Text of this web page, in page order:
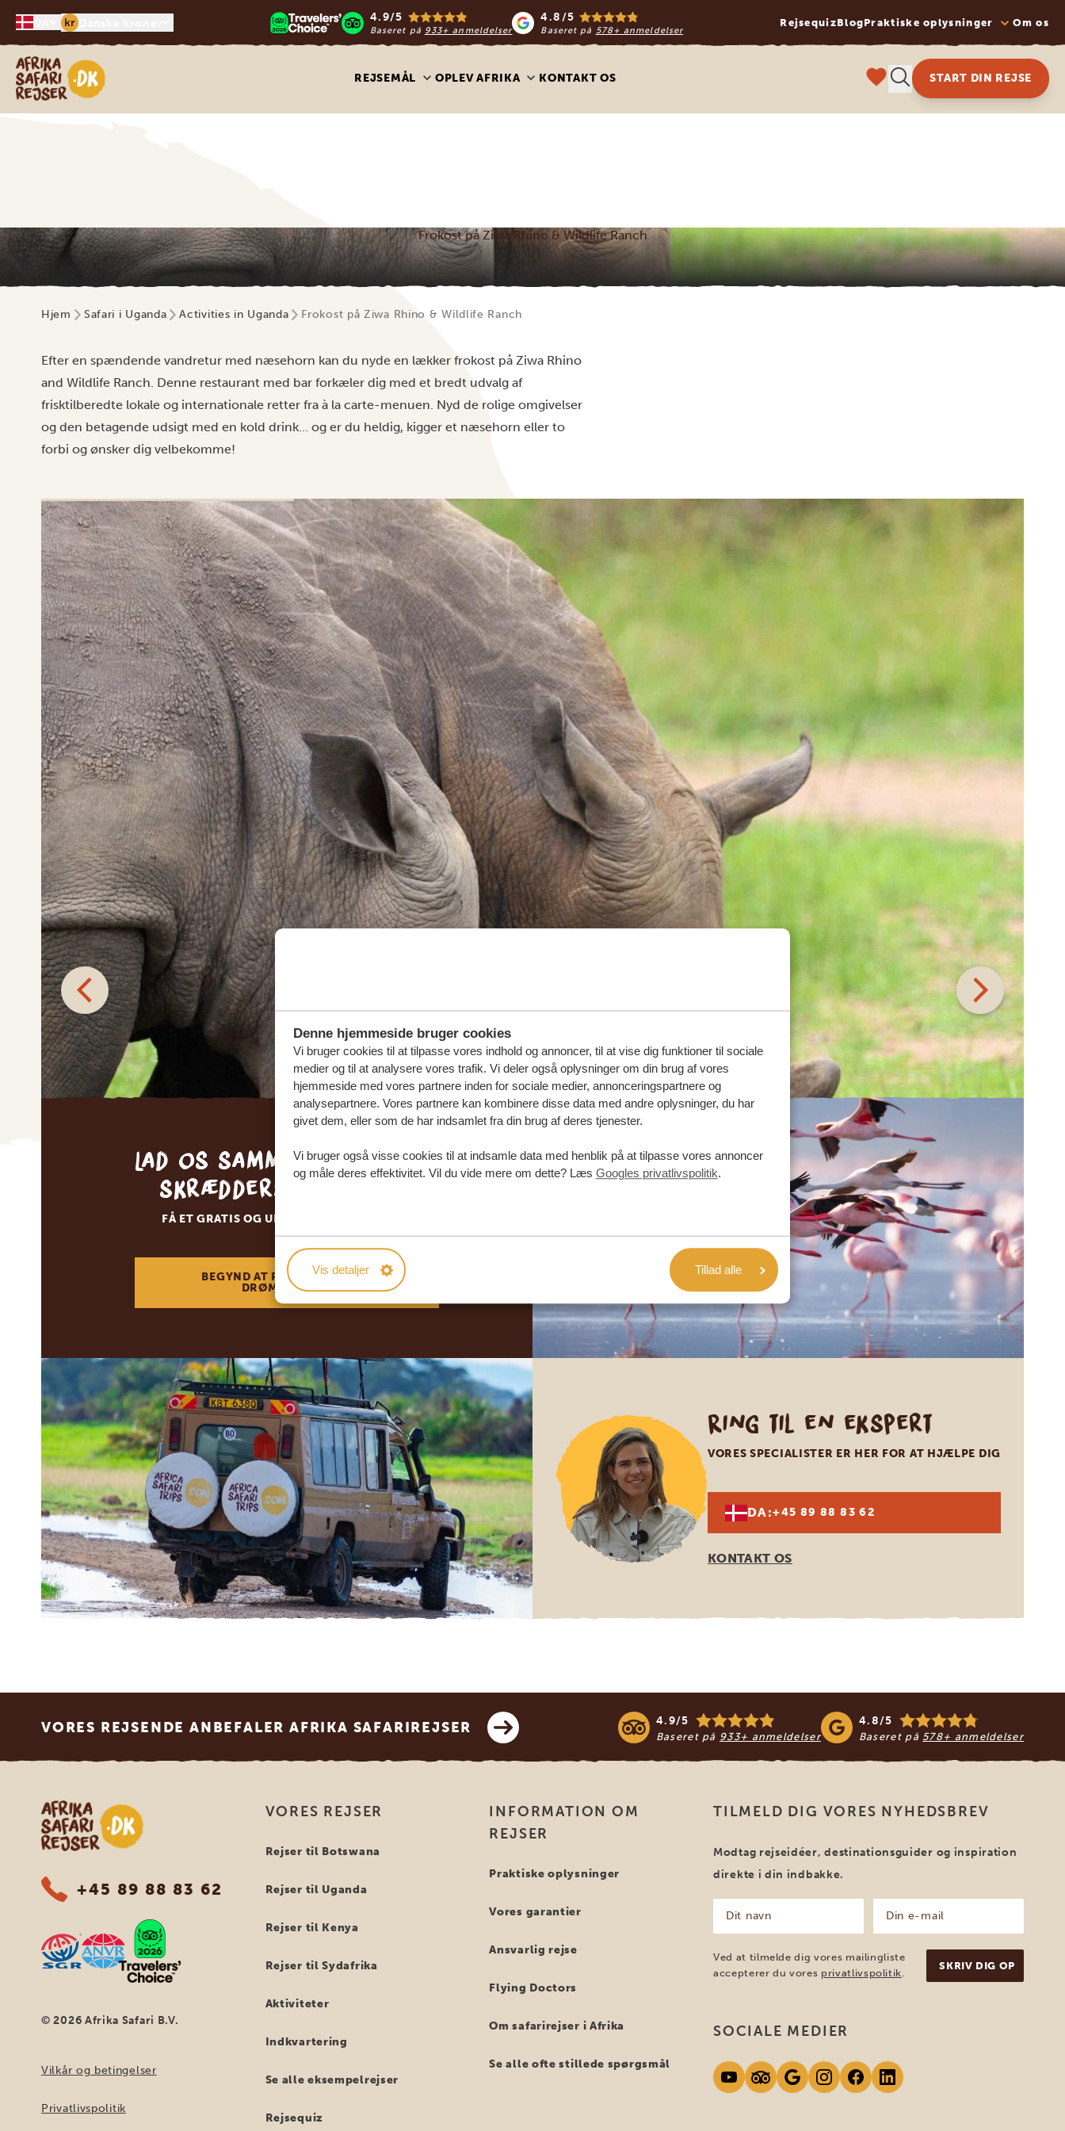
Denne hjemmeside bruger cookies
Vi bruger cookies til at tilpasse vores indhold og annoncer, til at vise dig funktioner til sociale
medier og til at analysere vores trafik. Vi deler også oplysninger om din brug af vores
hjemmeside med vores partnere inden for sociale medier, annonceringspartnere og
analysepartnere. Vores partnere kan kombinere disse data med andre oplysninger, du har
givet dem, eller som de har indsamlet fra din brug af deres tjenester.
Vi bruger også visse cookies til at indsamle data med henblik på at tilpasse vores annoncer
og måle deres effektivitet. Vil du vide mere om dette? Læs Googles privatlivspolitik.
Vis detaljer Tillad alle
kr 4.9/5
Baseret på 933+ anmeldelser
4.8/5
Baseret på 578+ anmeldelser
RejsequizBlogPraktiske oplysninger Om os
Safari-rejser i Afrika
REJSEMÅL OPLEV AFRIKA KONTAKT OS START DIN REJSE
Frokost på Ziwa Rhino & Wildlife Ranch
Hjem Safari i Uganda Activities in Uganda Frokost på Ziwa Rhino & Wildlife Ranch
Efter en spændende vandretur med næsehorn kan du nyde en lækker frokost på Ziwa Rhino
and Wildlife Ranch. Denne restaurant med bar forkæler dig med et bredt udvalg af
frisktilberedte lokale og internationale retter fra à la carte-menuen. Nyd de rolige omgivelser
og den betagende udsigt med en kold drink… og er du heldig, kigger et næsehorn eller to
forbi og ønsker dig velbekomme!
Lad os sammen skabe din
skræddersyede rejse
FÅ ET GRATIS OG UFORPLIGTENDE TILBUD
BEGYND AT PLANLÆGGE DIN
DRØMMEREJSE
Ring til en ekspert
VORES SPECIALISTER ER HER FOR AT HJÆLPE DIG
DA:+45 89 88 83 62
KONTAKT OS
VORES REJSENDE ANBEFALER AFRIKA SAFARIREJSER 4.9/5
Baseret på 933+ anmeldelser
4.8/5
Baseret på 578+ anmeldelser
Safari-rejser i Afrika
+45 89 88 83 62
© 2026 Afrika Safari B.V.
Vilkår og betingelser
Privatlivspolitik
VORES REJSER
Rejser til Botswana
Rejser til Uganda
Rejser til Kenya
Rejser til Sydafrika
Aktiviteter
Indkvartering
Se alle eksempelrejser
Rejsequiz
INFORMATION OM
REJSER
Praktiske oplysninger
Vores garantier
Ansvarlig rejse
Flying Doctors
Om safarirejser i Afrika
Se alle ofte stillede spørgsmål
TILMELD DIG VORES NYHEDSBREV
Modtag rejseidéer, destinationsguider og inspiration
direkte i din indbakke.
navn
(Påkrævet)
mail
(Påkrævet)
Ved at tilmelde dig vores mailingliste
accepterer du vores privatlivspolitik.
SOCIALE MEDIER